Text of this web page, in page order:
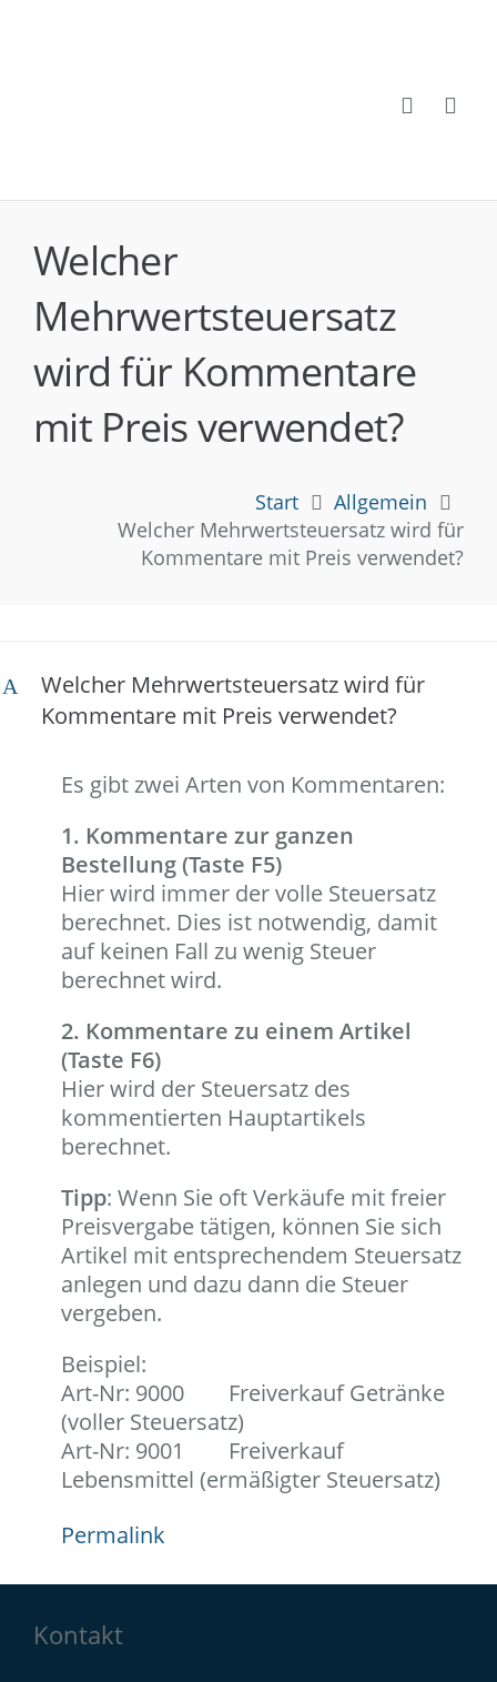
Welcher
Mehrwertsteuersatz
wird für Kommentare
mit Preis verwendet?
Start
Allgemein
Welcher Mehrwertsteuersatz wird für
Kommentare mit Preis verwendet?
A
Welcher Mehrwertsteuersatz wird für
Kommentare mit Preis verwendet?
Es gibt zwei Arten von Kommentaren:
1. Kommentare zur ganzen
Bestellung (Taste F5)
Hier wird immer der volle Steuersatz
berechnet. Dies ist notwendig, damit
auf keinen Fall zu wenig Steuer
berechnet wird.
2. Kommentare zu einem Artikel
(Taste F6)
Hier wird der Steuersatz des
kommentierten Hauptartikels
berechnet.
Tipp: Wenn Sie oft Verkäufe mit freier
Preisvergabe tätigen, können Sie sich
Artikel mit entsprechendem Steuersatz
anlegen und dazu dann die Steuer
vergeben.
Beispiel:
Art-Nr: 9000 Freiverkauf Getränke
(voller Steuersatz)
Art-Nr: 9001 Freiverkauf
Lebensmittel (ermäßigter Steuersatz)
Permalink
Kontakt